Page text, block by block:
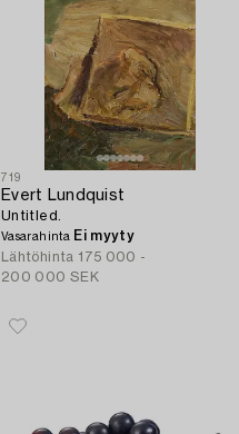
719
Evert Lundquist
Untitled.
Vasarahinta Ei myyty
Lähtöhinta 175 000 -
200 000 SEK